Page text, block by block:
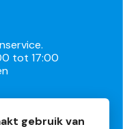
tot 17:00
gebruik van